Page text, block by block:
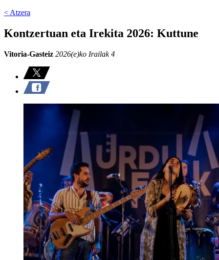
< Atzera
Kontzertuan eta Irekita 2026: Kuttune
Vitoria-Gasteiz 2026(e)ko Irailak 4